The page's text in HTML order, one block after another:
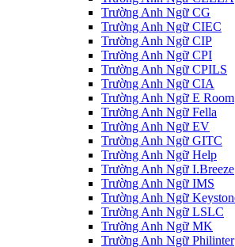
Trường Anh Ngữ CG
Trường Anh Ngữ CIEC
Trường Anh Ngữ CIP
Trường Anh Ngữ CPI
Trường Anh Ngữ CPILS
Trường Anh Ngữ CIA
Trường Anh Ngữ E Room
Trường Anh Ngữ Fella
Trường Anh Ngữ EV
Trường Anh Ngữ GITC
Trường Anh Ngữ Help
Trường Anh Ngữ I.Breeze
Trường Anh Ngữ IMS
Trường Anh Ngữ
Trường Anh Ngữ LSLC
Trường Anh Ngữ MK
Trường Anh Ngữ Philinter